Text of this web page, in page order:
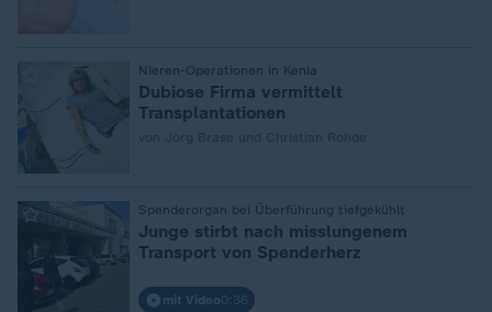
Nieren-Operationen in Kenia
Dubiose Firma vermittelt
Transplantationen
Spenderorgan bei Überführung tiefgekühlt
Junge stirbt nach misslungenem
Transport von Spenderherz
mit Video0:36